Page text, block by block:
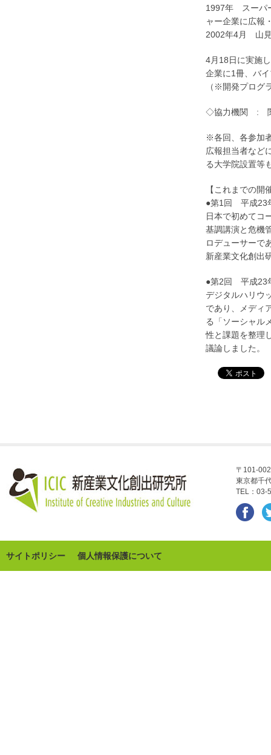
1997年 スーパ
ャー企業に広報
2002年4月 山見
4月18日に実施
企業に1冊、バ
（※開発プログ
◇協力機関 : 関
※各回、各参加
広報担当者など
る大学院設置等
【これまでの開
●第1回 平成23
日本で初めてコ
基調講演と危機
ロデューサーで
新産業文化創出
●第2回 平成23
デジタルハリウ
であり、メディ
る「ソーシャル
性と課題を整理
議論しました。
〒101-
東京都千
TEL：
サイトポリシー 個人情報保護について